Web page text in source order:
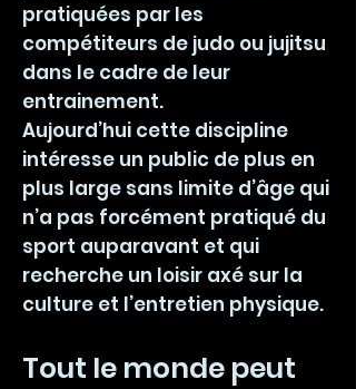
pratiquées par les
compétiteurs de judo ou jujitsu
dans le cadre de leur
entrainement.
Aujourd’hui cette discipline
intéresse un public de plus en
plus large sans limite d’âge qui
n’a pas forcément pratiqué du
sport auparavant et qui
recherche un loisir axé sur la
culture et l’entretien physique.
Tout le monde peut